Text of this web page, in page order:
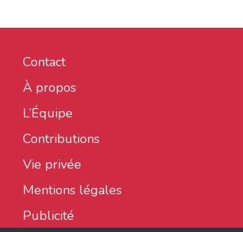
Contact
À propos
L’Équipe
Contributions
Vie privée
Mentions légales
Publicité